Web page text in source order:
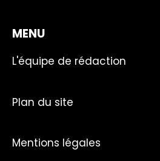
MENU
L'équipe de rédaction
Plan du site
Mentions légales